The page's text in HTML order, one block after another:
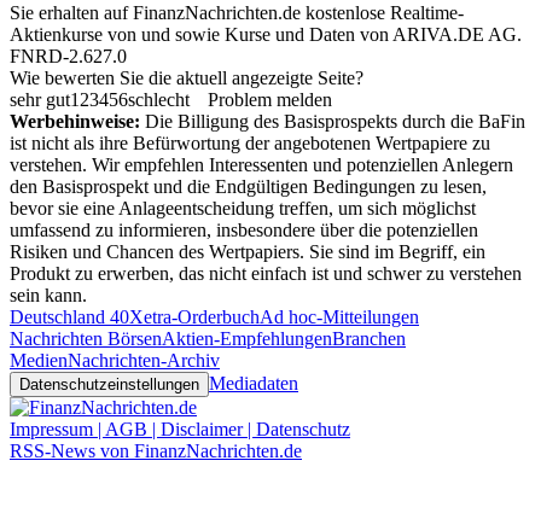
Sie erhalten auf FinanzNachrichten.de kostenlose Realtime-
Aktienkurse von und sowie Kurse und Daten von ARIVA.DE AG.
FNRD-2.627.0
Wie bewerten Sie die aktuell angezeigte Seite?
sehr gut1 23456schlecht
Problem melden
Werbehinweise: Die Billigung des Basisprospekts durch die BaFin
ist nicht als ihre Befürwortung der angebotenen Wertpapiere zu
verstehen. Wir empfehlen Interessenten und potenziellen Anlegern
den Basisprospekt und die Endgültigen Bedingungen zu lesen,
bevor sie eine Anlageentscheidung treffen, um sich möglichst
umfassend zu informieren, insbesondere über die potenziellen
Risiken und Chancen des Wertpapiers. Sie sind im Begriff, ein
Produkt zu erwerben, das nicht einfach ist und schwer zu verstehen
sein kann.
Deutschland 40Xetra-OrderbuchAd hoc-Mitteilungen
Nachrichten BörsenAktien-EmpfehlungenBranchen
MedienNachrichten-Archiv
Datenschutzeinstellungen Mediadaten
Impressum | AGB | Disclaimer | Datenschutz
RSS-News von FinanzNachrichten.de